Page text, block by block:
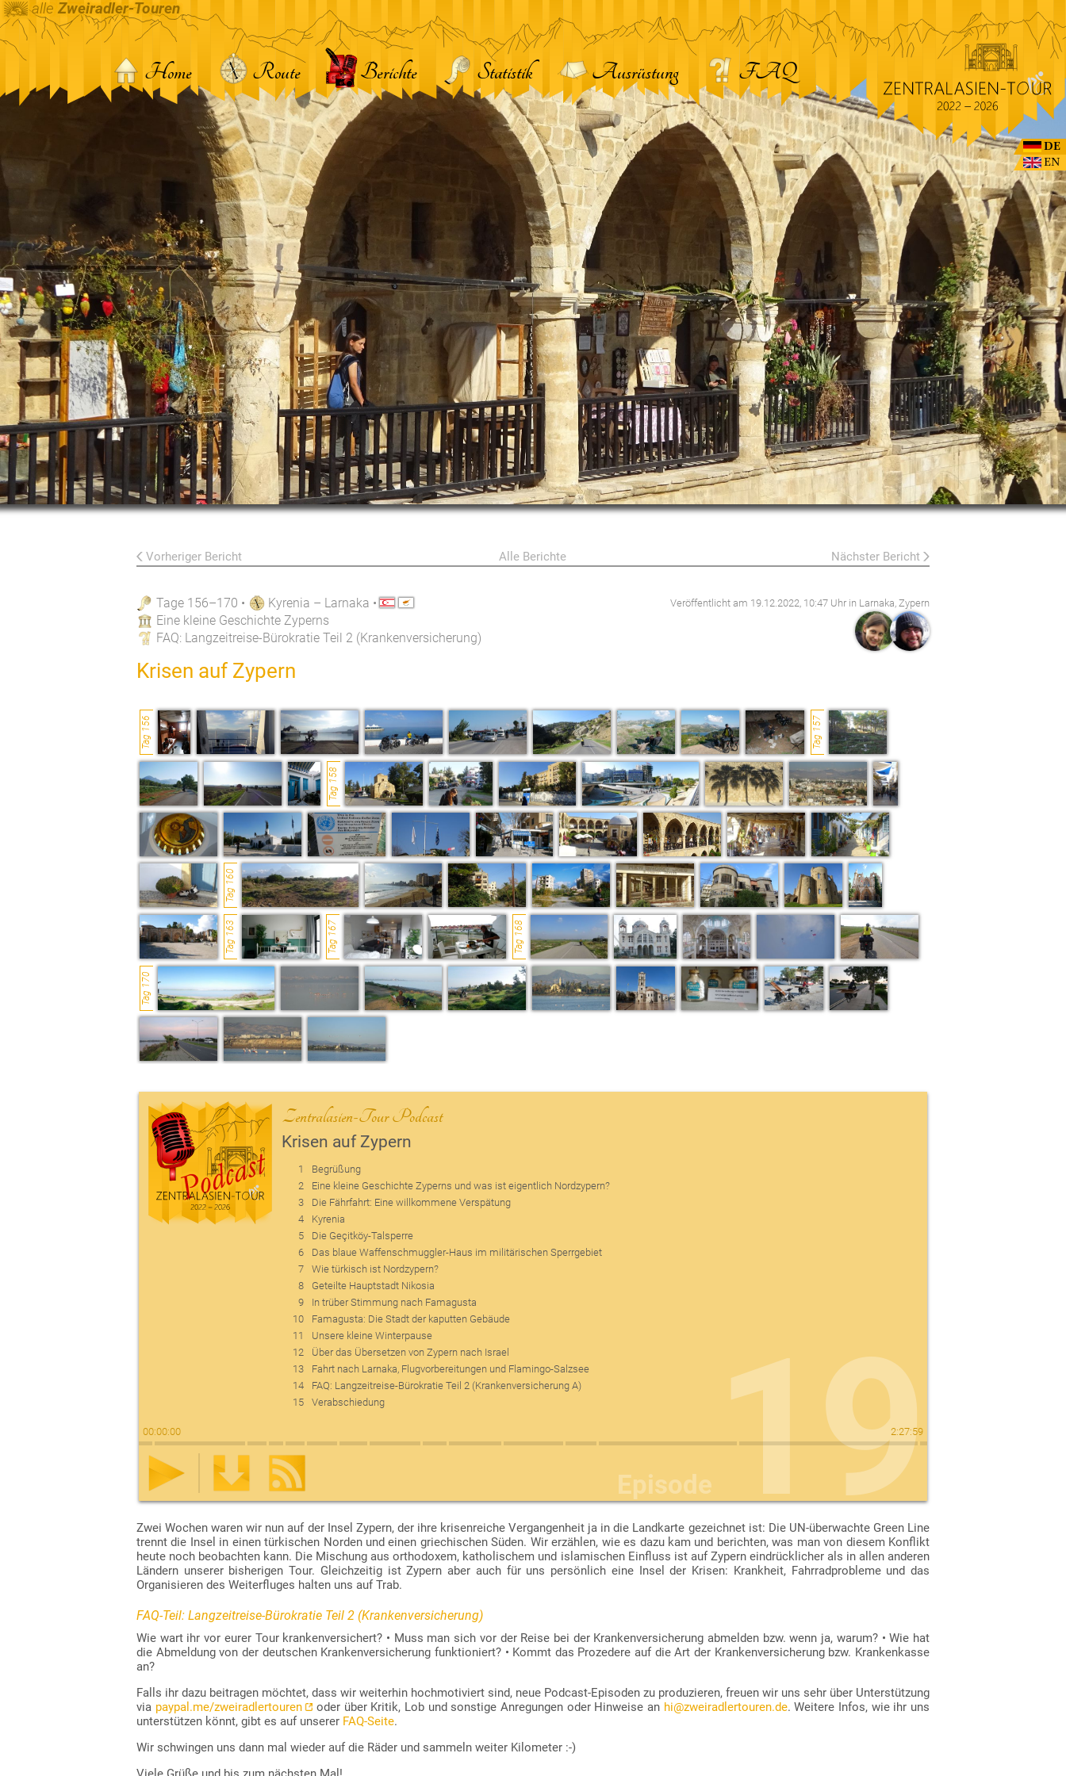
alle Zweiradler-Touren
DE
EN
Home Route Berichte Statistik Ausrüstung FAQ
Vorheriger Bericht Alle Berichte Nächster Bericht
Tage 156–170 • Kyrenia – Larnaka •
Eine kleine Geschichte Zyperns
FAQ: Langzeitreise-Bürokratie Teil 2 (Krankenversicherung)
Krisen auf Zypern
Veröffentlicht am 19.12.2022, 10:47 Uhr in Larnaka, Zypern
Tag 156
Tag 157
Tag 158
Tag 160
Tag 163
Tag 167
Tag 168
Tag 170
Episode19
Zentralasien-Tour Podcast
Krisen auf Zypern
1
Begrüßung
2
Eine kleine Geschichte Zyperns und was ist eigentlich Nordzypern?
3
Die Fährfahrt: Eine willkommene Verspätung
4
Kyrenia
5
Die Geçitköy-Talsperre
6
Das blaue Waffenschmuggler-Haus im militärischen Sperrgebiet
7
Wie türkisch ist Nordzypern?
8
Geteilte Hauptstadt Nikosia
9
In trüber Stimmung nach Famagusta
10
Famagusta: Die Stadt der kaputten Gebäude
11
Unsere kleine Winterpause
12
Über das Übersetzen von Zypern nach Israel
13
Fahrt nach Larnaka, Flugvorbereitungen und Flamingo-Salzsee
14
FAQ: Langzeitreise-Bürokratie Teil 2 (Krankenversicherung A)
15
Verabschiedung
00:00:00 2:27:59
ZATP019.mp3
(rechte Maustaste, dann „Ziel speichern unter…“).
https://www.zweiradlertouren.de/podcast/zatp-feed.xml
(diese URL lässt sich in Podcast-Apps eingeben, wie z. B.AntennaPod oderPodcast Addict für Android bzw.Overcast oderApple Podcasts für iOS).
Zwei Wochen waren wir nun auf der Insel Zypern, der ihre krisenreiche Vergangenheit ja in die Landkarte gezeichnet ist: Die UN-überwachte Green Line
trennt die Insel in einen türkischen Norden und einen griechischen Süden. Wir erzählen, wie es dazu kam und berichten, was man von diesem Konflikt
heute noch beobachten kann. Die Mischung aus orthodoxem, katholischem und islamischen Einfluss ist auf Zypern eindrücklicher als in allen anderen
Ländern unserer bisherigen Tour. Gleichzeitig ist Zypern aber auch für uns persönlich eine Insel der Krisen: Krankheit, Fahrradprobleme und das
Organisieren des Weiterfluges halten uns auf Trab.
FAQ-Teil: Langzeitreise-Bürokratie Teil 2 (Krankenversicherung)
Wie wart ihr vor eurer Tour krankenversichert? • Muss man sich vor der Reise bei der Krankenversicherung abmelden bzw. wenn ja, warum? • Wie hat
die Abmeldung von der deutschen Krankenversicherung funktioniert? • Kommt das Prozedere auf die Art der Krankenversicherung bzw. Krankenkasse
an?
Falls ihr dazu beitragen möchtet, dass wir weiterhin hochmotiviert sind, neue Podcast-Episoden zu produzieren, freuen wir uns sehr über Unterstützung
via paypal.me/zweiradlertouren oder über Kritik, Lob und sonstige Anregungen oder Hinweise an hi@zweiradlertouren.de. Weitere Infos, wie ihr uns
unterstützen könnt, gibt es auf unserer FAQ-Seite.
Wir schwingen uns dann mal wieder auf die Räder und sammeln weiter Kilometer :-)